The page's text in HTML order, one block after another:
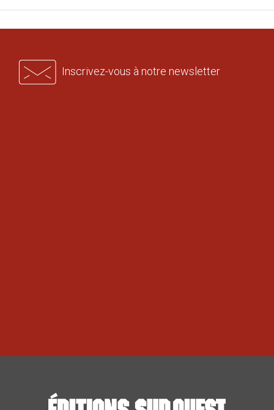
Inscrivez-vous à notre newsletter